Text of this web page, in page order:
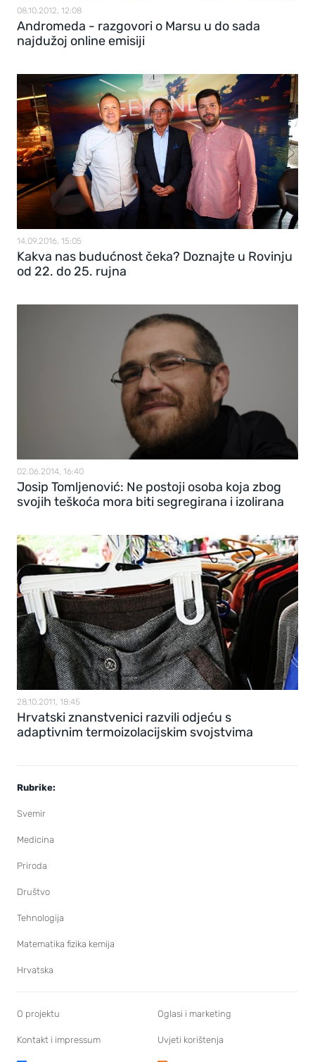
08.10.2012, 12:08
Andromeda - razgovori o Marsu u do sada
najdužoj online emisiji
14.09.2016, 15:05
Kakva nas budućnost čeka? Doznajte u Rovinju
od 22. do 25. rujna
02.06.2014, 16:40
Josip Tomljenović: Ne postoji osoba koja zbog
svojih teškoća mora biti segregirana i izolirana
28.10.2011, 18:45
Hrvatski znanstvenici razvili odjeću s
adaptivnim termoizolacijskim svojstvima
Rubrike:
Svemir
Medicina
Priroda
Društvo
Tehnologija
Matematika fizika kemija
Hrvatska
O projektu Oglasi i marketing
Kontakt i impressum Uvjeti korištenja